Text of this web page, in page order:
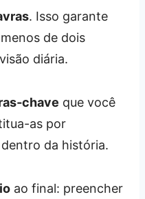
. Isso garante
de dois
diária.
que você
as por
da história.
ao final: preencher